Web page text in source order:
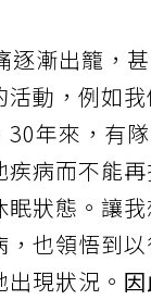
逐漸出籠，
動，例如
30年來，有
病而不能
狀態。讓
也領悟到以
現狀況。